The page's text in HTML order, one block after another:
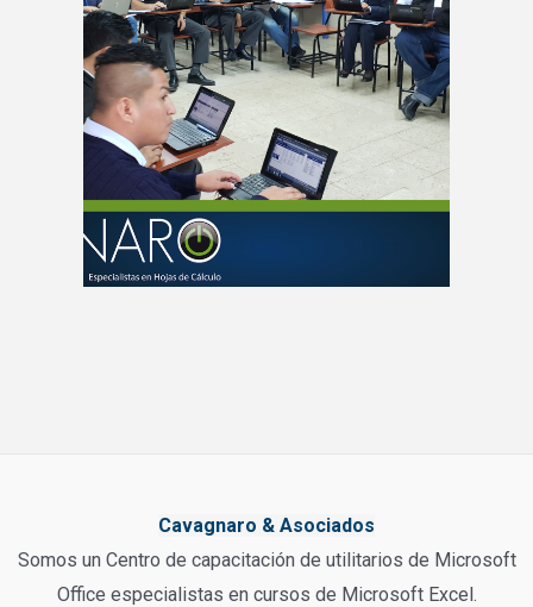
Cavagnaro & Asociados
Somos un Centro de capacitación de utilitarios de Microsoft
Office especialistas en cursos de Microsoft Excel.